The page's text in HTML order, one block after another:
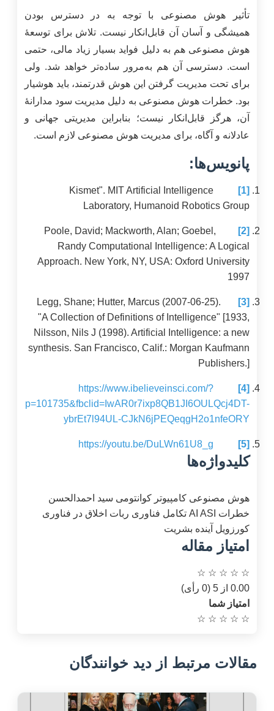
تأثیر هوش مصنوعی با توجه به در دسترس بودن
همیشگی و آسان آن قابل‌انکار نیست. تلاش برای توسعۀ
هوش مصنوعی هم به دلیل فواید بسیار زیاد مالی، حتمی
است. دسترسی آن هم به‌مرور ساده‌تر خواهد شد. ولی
برای تحت مدیریت گرفتن این هوش قدرتمند، باید هوشیار
بود. خطرات هوش مصنوعی به دلیل مدیریت سود مدارانۀ
آن، هرگز قابل‌انکار نیست؛ بنابراین مدیریتی جهانی و
عادلانه و آگاه، برای مدیریت هوش مصنوعی لازم است.
پانویس‌ها:
[1]
Kismet". MIT Artificial Intelligence
Laboratory, Humanoid Robotics Group
[2]
Poole, David; Mackworth, Alan; Goebel,
Randy Computational Intelligence: A Logical
Approach. New York, NY, USA: Oxford University
1997
[3]
Legg, Shane; Hutter, Marcus (2007-06-25).
"A Collection of Definitions of Intelligence" [1933,
Nilsson, Nils J (1998). Artificial Intelligence: a new
synthesis. San Francisco, Calif.: Morgan Kaufmann
Publishers.]
[4]
https://www.ibelieveinsci.com/?
p=101735&fbclid=IwAR0r7ixp8QB1JI6OULQcj4DT-
ybrEt7l94UL-CJkN6jPEQeqgH2o1nfeORY
[5]
https://youtu.be/DuLWn61U8_g
کلیدواژه‌ها
هوش مصنوعی کامپیوتر کوانتومی سید احمدالحسن
خطرات AI ASI تکامل فناوری ربات اخلاق در فناوری
کورزویل آینده بشریت
امتیاز مقاله
☆
☆
☆
☆
☆
0.00 از 5 (0 رأی)
امتیاز شما
☆
☆
☆
☆
☆
مقالات مرتبط از دید خوانندگان